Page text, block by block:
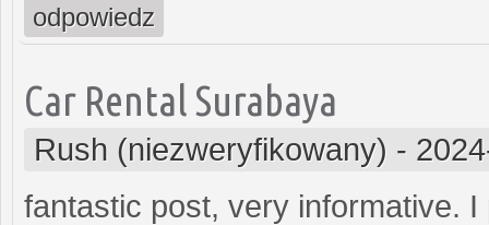
odpowiedz
Car Rental Surabaya
Rush (niezweryfikowany) -
fantastic post, very informative.